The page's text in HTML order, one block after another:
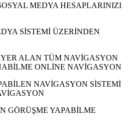
MEDYA HESAPLARINIZI
SİSTEMİ ÜZERİNDEN
ALAN TÜM NAVİGASYON
ONLİNE NAVİGASYON
NAVİGASYON SİSTEMİ
GÖRÜŞME YAPABİLME